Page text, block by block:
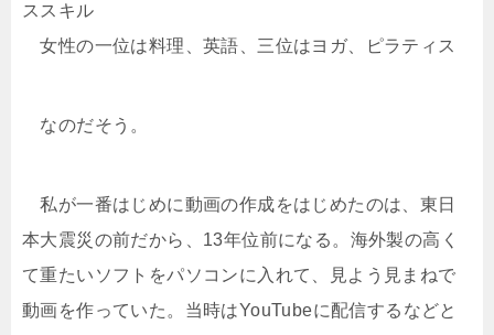
ススキル
女性の一位は料理、英語、三位はヨガ、ピラティス
なのだそう。
私が一番はじめに動画の作成をはじめたのは、東日
本大震災の前だから、13年位前になる。海外製の高く
て重たいソフトをパソコンに入れて、見よう見まねで
動画を作っていた。当時はYouTubeに配信するなどと